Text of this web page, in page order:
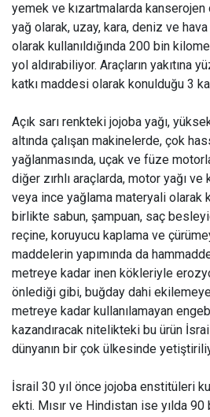
yemek ve kızartmalarda
yağ olarak, uzay, kara, deniz ve hava
olarak kullanıldığında 200 bin
yol aldırabiliyor. Araçların yakıtına
katkı maddesi olarak konulduğu 3
Açık sarı renkteki jojoba yağı,
altında çalışan makinelerde, çok
yağlanmasında, uçak ve füze
diğer zırhlı araçlarda, motor yağı
veya ince yağlama materyali olarak
birlikte sabun, şampuan, saç
reçine, koruyucu kaplama ve
maddelerin yapımında da
metreye kadar inen kökleriyle
önlediği gibi, buğday dahi
metreye kadar kullanılamayan
kazandıracak nitelikteki bu ürün
dünyanın bir çok ülkesinde
İsrail 30 yıl önce jojoba enstitüleri
ekti. Mısır ve Hindistan ise yılda 90